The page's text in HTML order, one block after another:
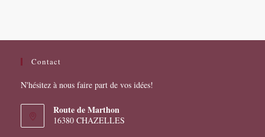
Contact
N'hésitez à nous faire part de vos idées!
Route de Marthon
16380 CHAZELLES